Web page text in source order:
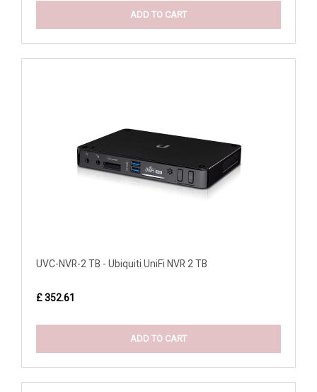
ADD TO CART
UVC-NVR-2 TB - Ubiquiti UniFi NVR 2 TB
£ 352.61
ADD TO CART